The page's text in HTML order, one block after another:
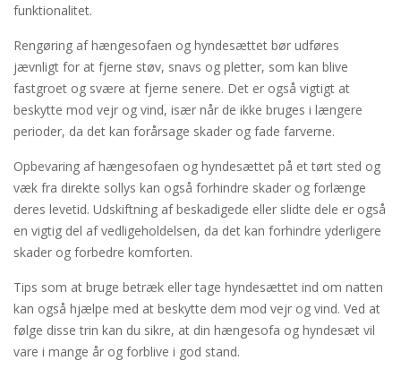
funktionalitet.
Rengøring af hængesofaen og hyndesættet bør udføres
jævnligt for at fjerne støv, snavs og pletter, som kan blive
fastgroet og svære at fjerne senere. Det er også vigtigt at
beskytte mod vejr og vind, især når de ikke bruges i længere
perioder, da det kan forårsage skader og fade farverne.
Opbevaring af hængesofaen og hyndesættet på et tørt sted og
væk fra direkte sollys kan også forhindre skader og forlænge
deres levetid. Udskiftning af beskadigede eller slidte dele er også
en vigtig del af vedligeholdelsen, da det kan forhindre yderligere
skader og forbedre komforten.
Tips som at bruge betræk eller tage hyndesættet ind om natten
kan også hjælpe med at beskytte dem mod vejr og vind. Ved at
følge disse trin kan du sikre, at din hængesofa og hyndesæt vil
vare i mange år og forblive i god stand.